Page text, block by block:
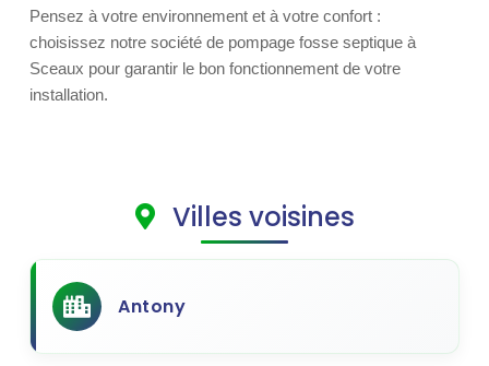
Pensez à votre environnement et à votre confort :
choisissez notre société de pompage fosse septique à
Sceaux pour garantir le bon fonctionnement de votre
installation.
Villes voisines
Antony